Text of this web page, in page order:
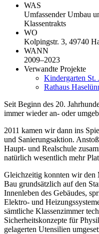
WAS
Umfassender Umbau
Klassentrakts
WO
Kolpingstr. 3, 49740
WANN
2009–2023
Verwandte Projekte
Kindergarten St.
Rathaus
Seit Beginn des 20.
immer wieder an- oder
2011 kamen wir dann ins
und Sanierungsaktion.
Haupt- und Realschule
natürlich wesentlich mehr
Gleichzeitig konnten wir den
Bau grundsätzlich auf den
Innenleben des Gebäudes,
Elektro- und
sämtliche Klassenzimmer
Sicherheitskonzepte für
gelagerten Utensilien